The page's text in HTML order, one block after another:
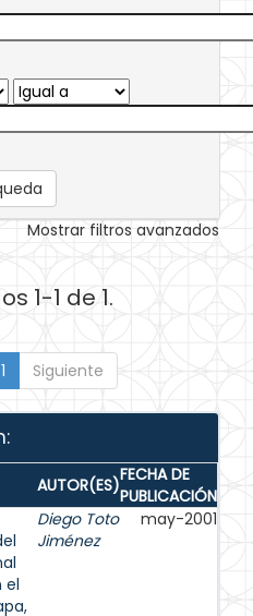
Mostrar filtros avanzados
1-1 de 1.
1 Siguiente
AUTOR(ES)FECHA DE
PUBLICACIÓN
el
Diego Toto
Jiménez
may-2001